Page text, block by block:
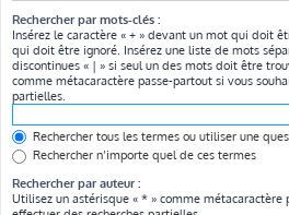
Rechercher par mots-clés :
Insérez le caractère « + » devant un mot qui doit
qui doit être ignoré. Insérez une liste de mots
discontinues « | » si seul un des mots doit être
comme métacaractère passe-partout si vous
partielles.
Rechercher tous les termes ou utiliser une
Rechercher n’importe quel de ces termes
Rechercher par auteur :
Utilisez un astérisque « * » comme métacaractère